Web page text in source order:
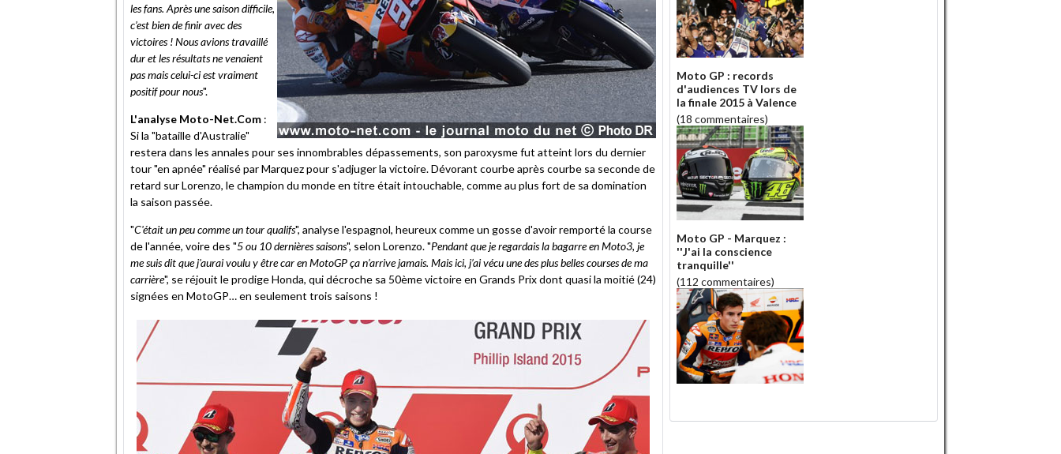
les fans. Après une saison difficile,
c’est bien de finir avec des
victoires ! Nous avions travaillé
dur et les résultats ne venaient
pas mais celui-ci est vraiment
positif pour nous".
L'analyse Moto-Net.Com :
Si la "bataille d'Australie"
restera dans les annales pour ses innombrables dépassements, son paroxysme fut atteint lors du dernier
tour "en apnée" réalisé par Marquez pour s'adjuger la victoire. Dévorant courbe après courbe sa seconde de
retard sur Lorenzo, le champion du monde en titre était intouchable, comme au plus fort de sa domination
la saison passée.
"C'était un peu comme un tour qualifs", analyse l'espagnol, heureux comme un gosse d'avoir remporté la course
de l'année, voire des "5 ou 10 dernières saisons", selon Lorenzo. "Pendant que je regardais la bagarre en Moto3, je
me suis dit que j'aurai voulu y être car en MotoGP ça n’arrive jamais. Mais ici, j’ai vécu une des plus belles courses de ma
carrière", se réjouit le prodige Honda, qui décroche sa 50ème victoire en Grands Prix dont quasi la moitié (24)
signées en MotoGP… en seulement trois saisons !
Moto GP : records
d'audiences TV lors de
la finale 2015 à Valence
(18 commentaires)
Moto GP - Marquez :
''J'ai la conscience
tranquille''
(112 commentaires)